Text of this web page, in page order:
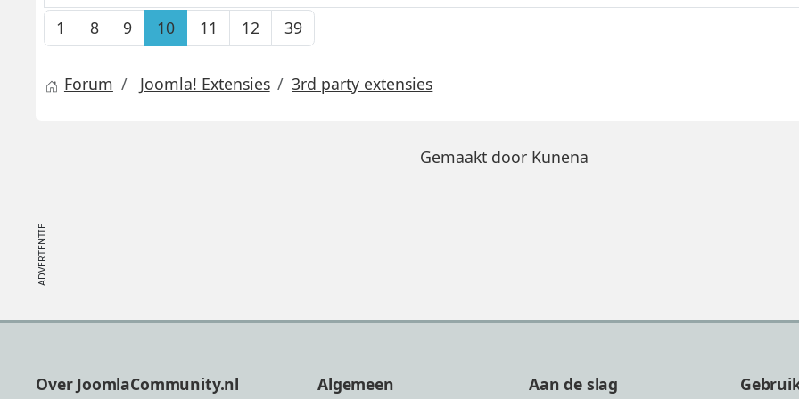
1
8 9 10 11 12 39
Forum Joomla! Extensies 3rd party extensies
Gemaakt door Kunena
Over JoomlaCommunity.nl Algemeen Aan de slag